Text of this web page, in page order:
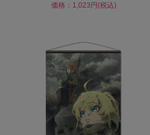
価格：1,023円(税込)